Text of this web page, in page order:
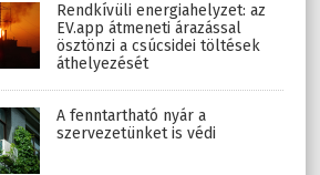
Rendkívüli energiahelyzet: az
EV.app átmeneti árazással
ösztönzi a csúcsidei töltések
áthelyezését
A fenntartható nyár a
szervezetünket is védi